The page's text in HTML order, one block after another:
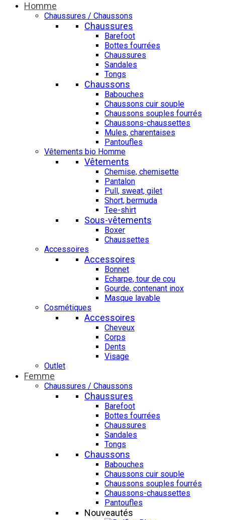
Homme
Chaussures / Chaussons
Chaussures
Barefoot
Bottes fourrées
Chaussures
Sandales
Tongs
Chaussons
Babouches
Chaussons cuir souple
Chaussons souples fourrés
Chaussons-chaussettes
Mules, charentaises
Pantoufles
Vêtements bio Homme
Vêtements
Chemise, chemisette
Pantalon
Pull, sweat, gilet
Short, bermuda
Tee-shirt
Sous-vêtements
Boxer
Chaussettes
Accessoires
Accessoires
Bonnet
Echarpe, tour de cou
Gourde, contenant inox
Masque lavable
Cosmétiques
Accessoires
Cheveux
Corps
Dents
Visage
Outlet
Femme
Chaussures / Chaussons
Chaussures
Barefoot
Bottes fourrées
Chaussures
Sandales
Tongs
Chaussons
Babouches
Chaussons cuir souple
Chaussons souples fourrés
Chaussons-chaussettes
Pantoufles
Nouveautés